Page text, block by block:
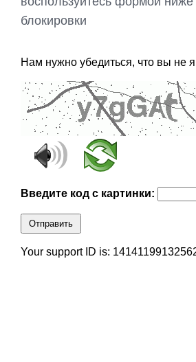
блокировки
Нам нужно убедиться, что вы не
Введите код с картинки:
Отправить
Your support ID is: